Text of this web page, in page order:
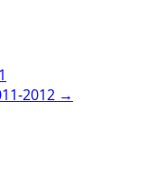
2012 →